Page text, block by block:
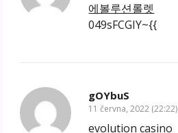
에볼루션롤렛
049sFCGIY~{{
gOYbuS
11 června, 2022 (22:22)
evolution casino